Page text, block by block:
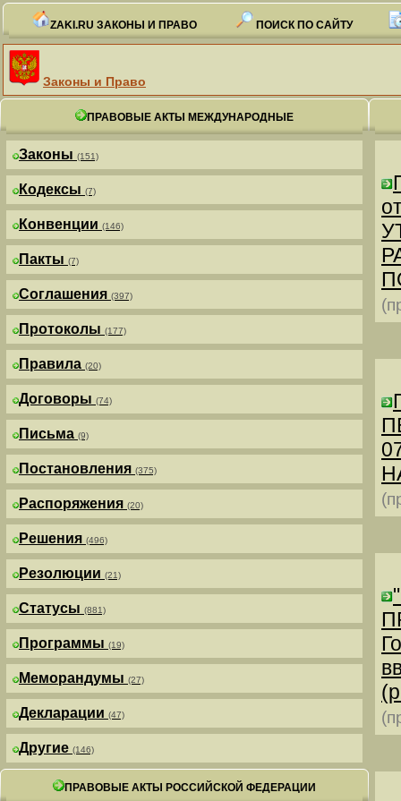
ZAKI.RU ЗАКОНЫ И ПРАВО ПОИСК ПО САЙТУ
Законы и Право
ПРАВОВЫЕ АКТЫ МЕЖДУНАРОДНЫЕ
Законы (151)
Кодексы (7)
Конвенции (146)
Пакты (7)
Соглашения (397)
Протоколы (177)
Правила (20)
Договоры (74)
Письма (9)
Постановления (375)
Распоряжения (20)
Решения (496)
Резолюции (21)
Статусы (881)
Программы (19)
Меморандумы (27)
Декларации (47)
Другие (146)
ПРАВОВЫЕ АКТЫ РОССИЙСКОЙ ФЕДЕРАЦИИ